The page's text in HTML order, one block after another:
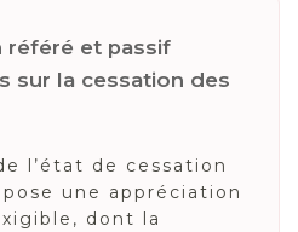
référé et passif
sur la cessation des
l’état de cessation
une appréciation
dont la